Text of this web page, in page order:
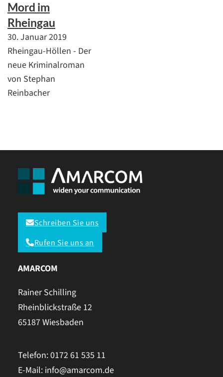
Mord im
Rheingau
30. Januar 2019
Rheingau-Höllen - Der
neue Kriminalroman
von Stephan
Reinbacher
Schreiben Sie uns
Rufen Sie uns an
AMARCOM
Rainer Schilling
Rheinblickstraße 12
65187 Wiesbaden
Telefon: 0172 61 535 11
E-Mail: info@amarcom.de